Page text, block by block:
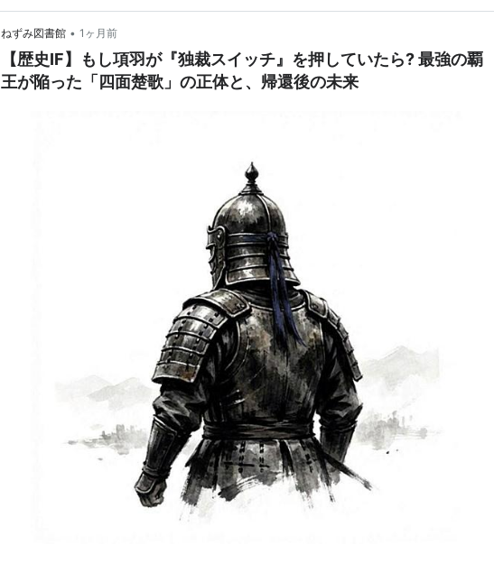
ねずみ図書館 • 1ヶ月前
【歴史IF】もし項羽が『独裁スイッチ』を押していたら? 最強の覇
王が陥った「四面楚歌」の正体と、帰還後の未来